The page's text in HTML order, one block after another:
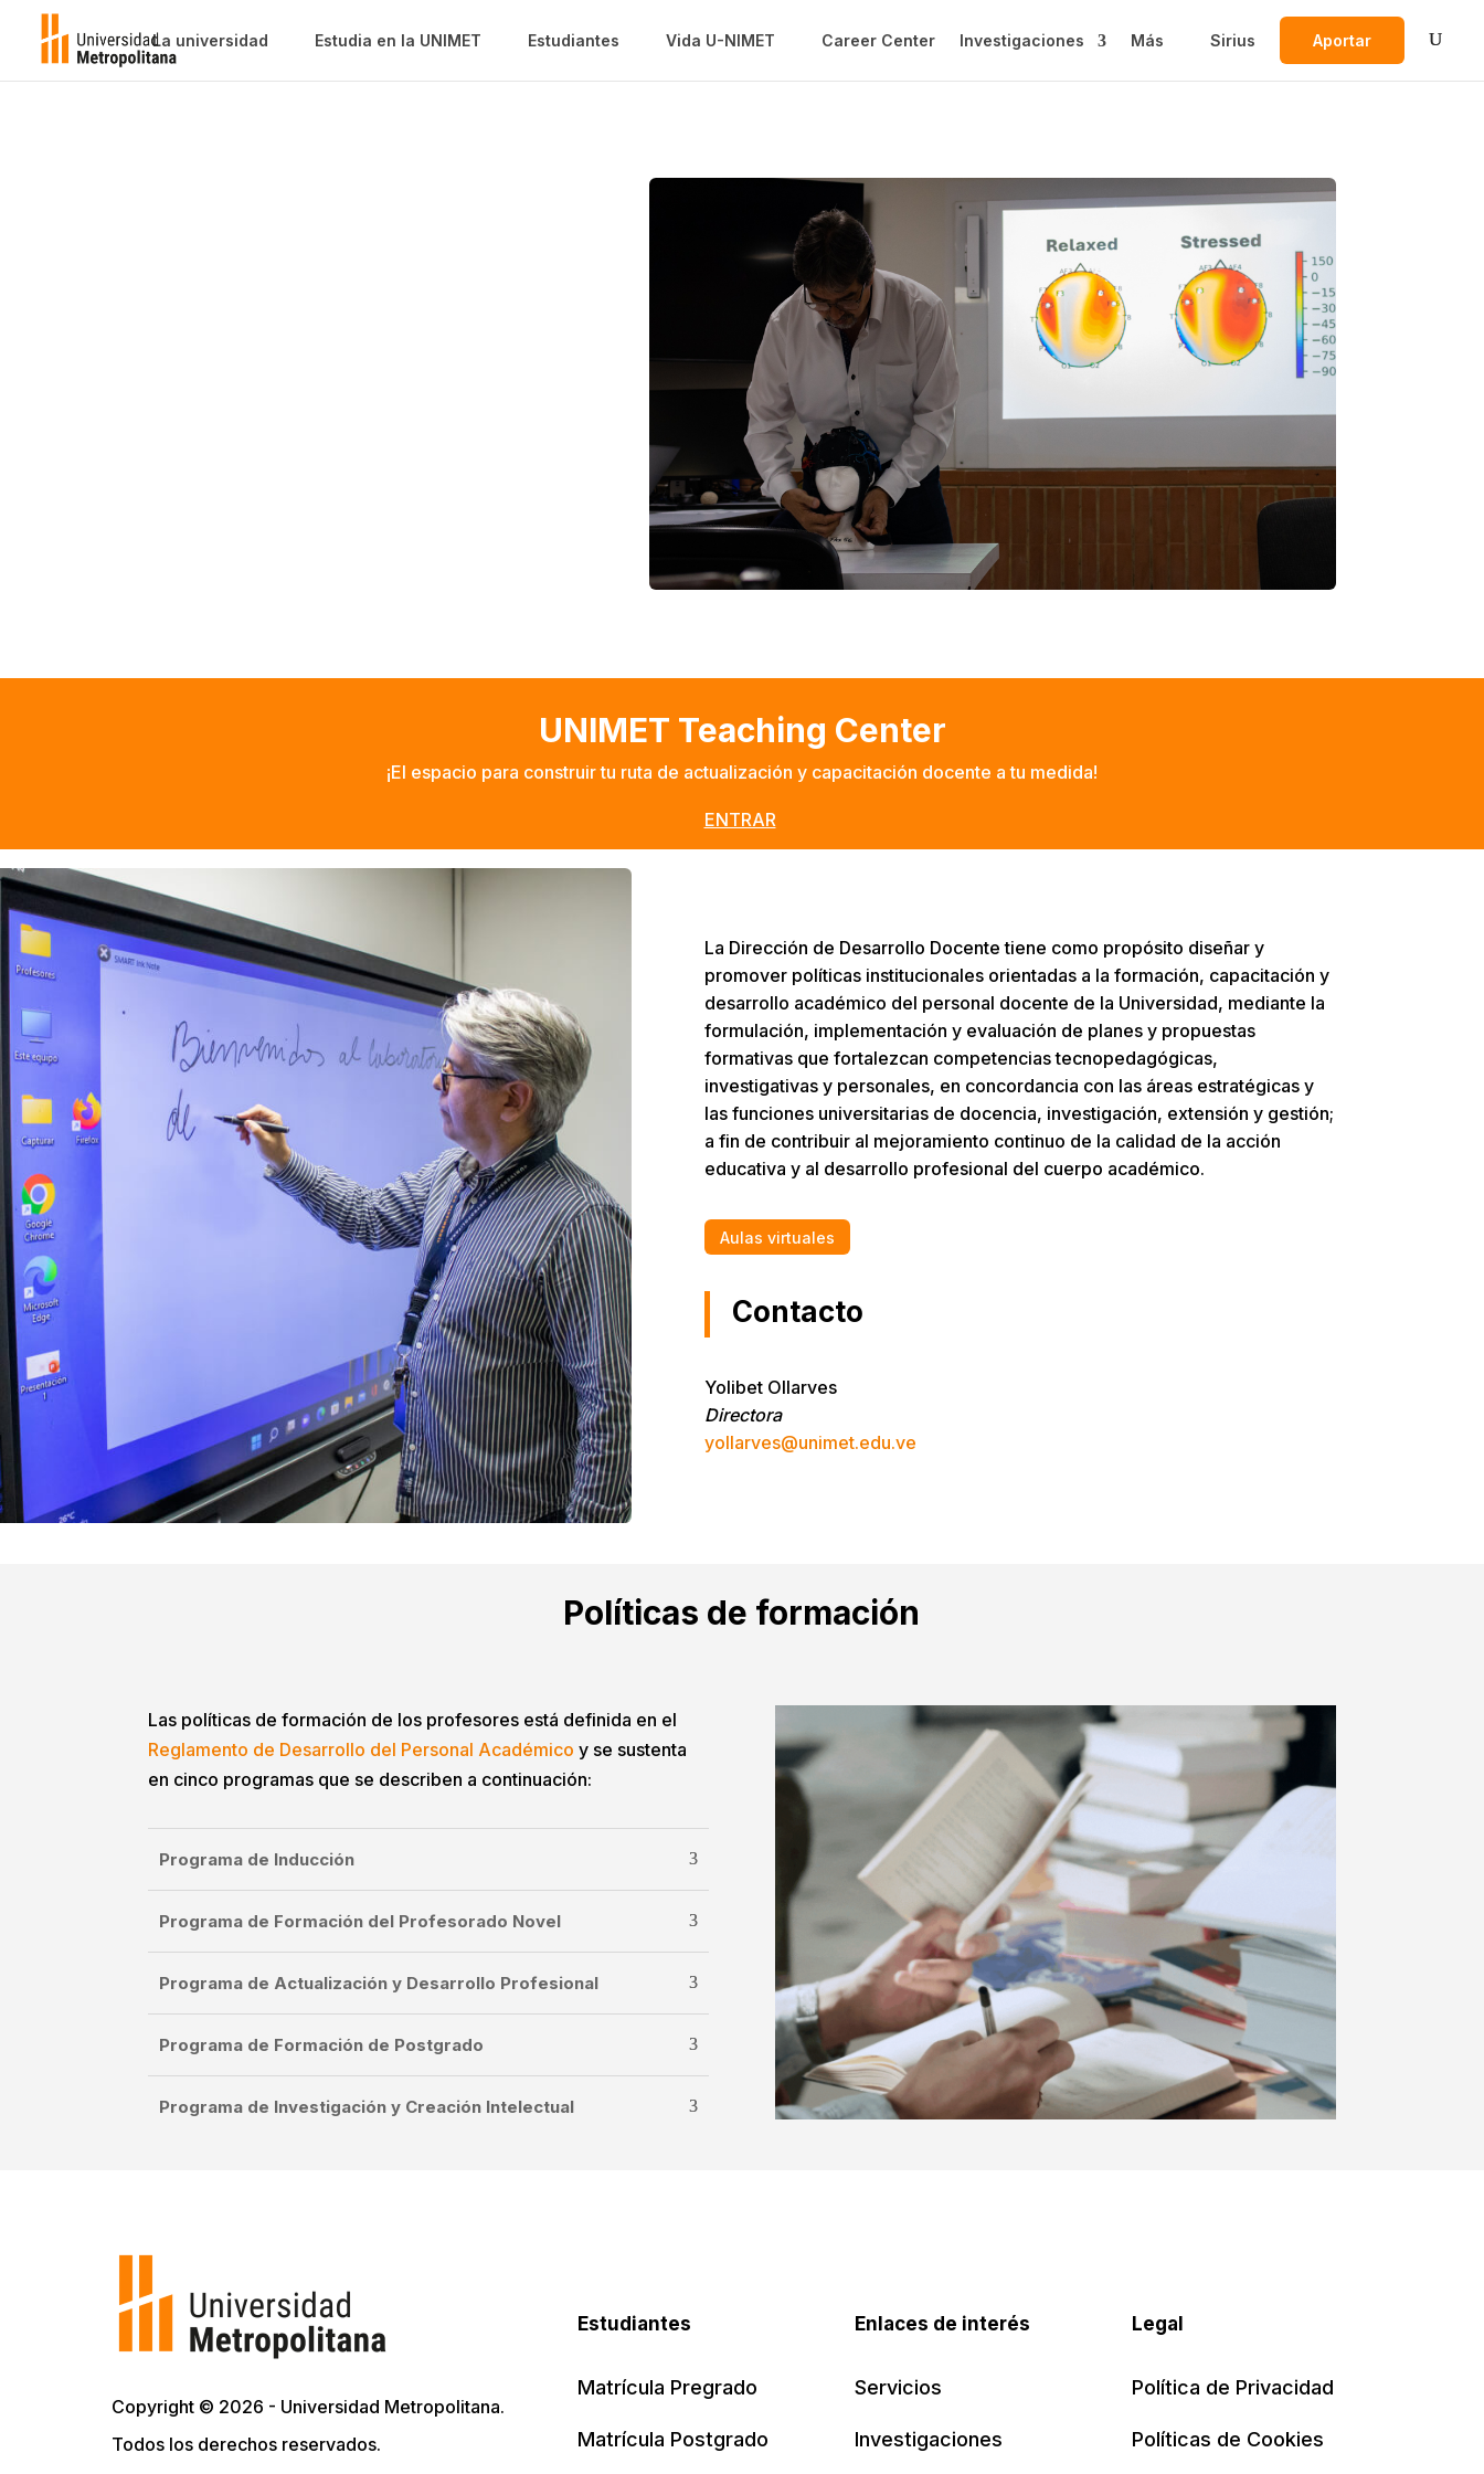
La universidad Estudia en la UNIMET Estudiantes Vida U-NIMET Career Center Investigaciones Más Sirius Aportar
UNIMET Teaching Center
¡El espacio para construir tu ruta de actualización y capacitación docente a tu medida!
ENTRAR
La Dirección de Desarrollo Docente tiene como propósito diseñar y
promover políticas institucionales orientadas a la formación, capacitación y
desarrollo académico del personal docente de la Universidad, mediante la
formulación, implementación y evaluación de planes y propuestas
formativas que fortalezcan competencias tecnopedagógicas,
investigativas y personales, en concordancia con las áreas estratégicas y
las funciones universitarias de docencia, investigación, extensión y gestión;
a fin de contribuir al mejoramiento continuo de la calidad de la acción
educativa y al desarrollo profesional del cuerpo académico.
Aulas virtuales
Contacto
Yolibet Ollarves
Directora
yollarves@unimet.edu.ve
Políticas de formación
Las políticas de formación de los profesores está definida en el
Reglamento de Desarrollo del Personal Académico y se sustenta
en cinco programas que se describen a continuación:
Programa de Inducción
Programa de Formación del Profesorado Novel
Programa de Actualización y Desarrollo Profesional
Programa de Formación de Postgrado
Programa de Investigación y Creación Intelectual
Copyright © 2026 - Universidad Metropolitana.
Todos los derechos reservados.
Estudiantes
Matrícula Pregrado
Matrícula Postgrado
Enlaces de interés
Servicios
Investigaciones
Legal
Política de Privacidad
Políticas de Cookies